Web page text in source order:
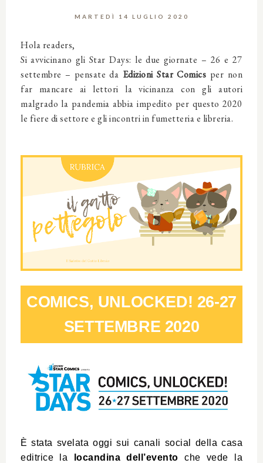
MARTEDÌ 14 LUGLIO 2020
Hola readers,
Si avvicinano gli Star Days: le due giornate – 26 e 27
settembre – pensate da Edizioni Star Comics per non
far mancare ai lettori la vicinanza con gli autori
malgrado la pandemia abbia impedito per questo 2020
le fiere di settore e gli incontri in fumetteria e libreria.
COMICS, UNLOCKED! 26-27
SETTEMBRE 2020
È stata svelata oggi sui canali social della casa
editrice la
locandina dell’evento
che vede la